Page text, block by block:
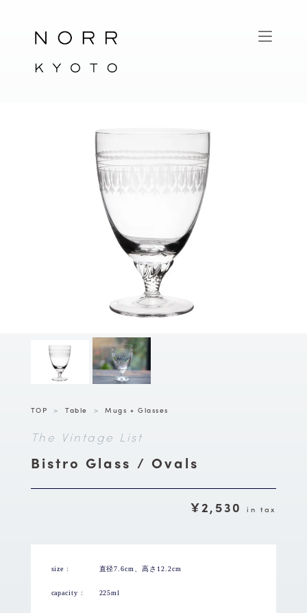
TOP >Table >Mugs + Glasses
The Vintage List
Bistro Glass / Ovals
¥2,530 in tax
size : 直径7.6cm、高さ12.2cm
capacity : 225ml